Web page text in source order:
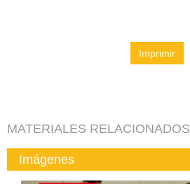
Imprimir
MATERIALES RELACIONADOS
Imágenes